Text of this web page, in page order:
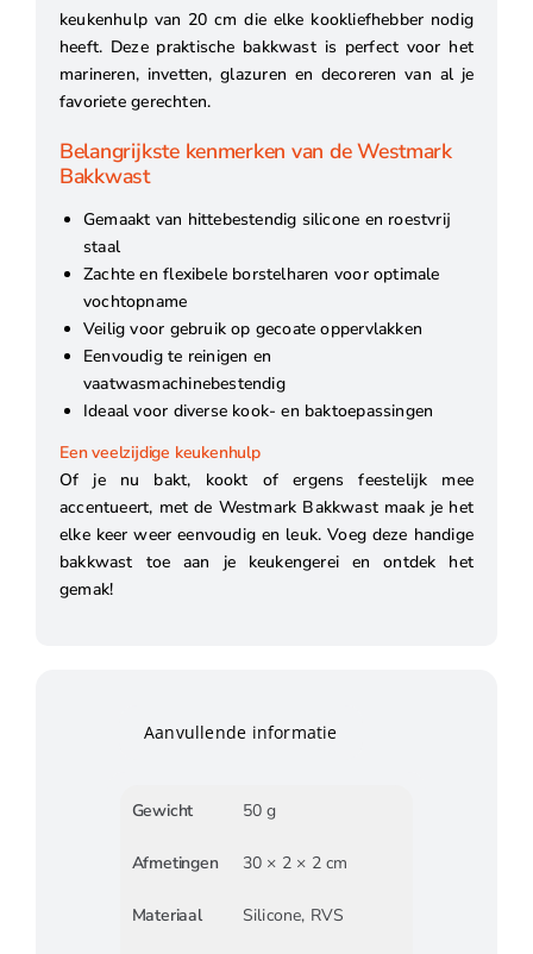
keukenhulp van 20 cm die elke kookliefhebber nodig
heeft. Deze praktische bakkwast is perfect voor het
marineren, invetten, glazuren en decoreren van al je
favoriete gerechten.
Belangrijkste kenmerken van de Westmark
Bakkwast
Gemaakt van hittebestendig silicone en roestvrij
staal
Zachte en flexibele borstelharen voor optimale
vochtopname
Veilig voor gebruik op gecoate oppervlakken
Eenvoudig te reinigen en
vaatwasmachinebestendig
Ideaal voor diverse kook- en baktoepassingen
Een veelzijdige keukenhulp
Of je nu bakt, kookt of ergens feestelijk mee
accentueert, met de Westmark Bakkwast maak je het
elke keer weer eenvoudig en leuk. Voeg deze handige
bakkwast toe aan je keukengerei en ontdek het
gemak!
Aanvullende informatie
Gewicht 50 g
Afmetingen 30 × 2 × 2 cm
Materiaal Silicone, RVS